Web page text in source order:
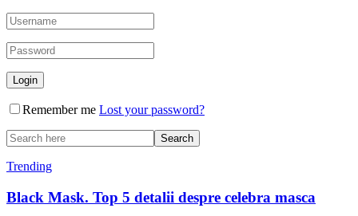
Remember me Lost your password?
Trending
Black Mask. Top 5 detalii despre celebra masca